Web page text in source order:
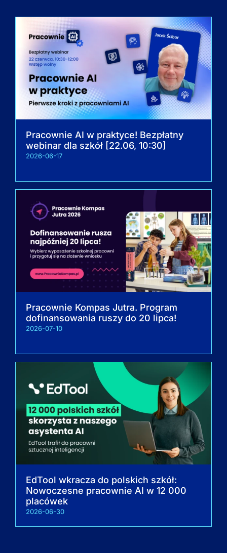
Pracownie AI w praktyce! Bezpłatny
webinar dla szkół [22.06, 10:30]
2026-06-17
Pracownie Kompas Jutra. Program
dofinansowania ruszy do 20 lipca!
2026-07-10
EdTool wkracza do polskich szkół:
Nowoczesne pracownie AI w 12 000
placówek
2026-06-30